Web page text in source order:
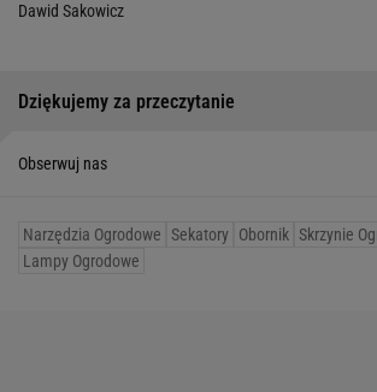
Dawid Sakowicz
Dziękujemy za przeczytanie
Obserwuj nas
Narzędzia Ogrodowe Sekatory Obornik Skrzynie
Lampy Ogrodowe